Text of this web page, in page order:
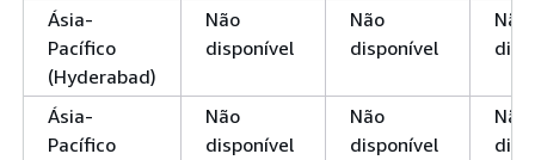
Ásia-
Pacífico
(Hyderabad)
Não
disponível
Não
disponível
Não
Ásia-
Pacífico
Não
disponível
Não
disponível
Não